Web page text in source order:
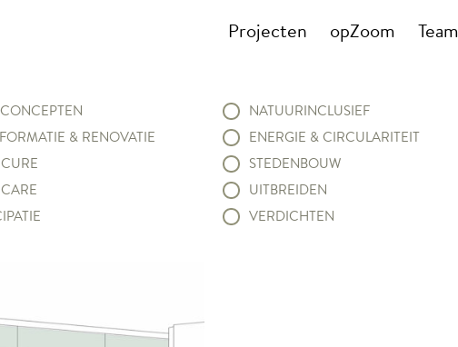
Projecten opZoom Team
& RENOVATIE
NATUURINCLUSIEF
ENERGIE & CIRCULARITEIT
STEDENBOUW
UITBREIDEN
VERDICHTEN